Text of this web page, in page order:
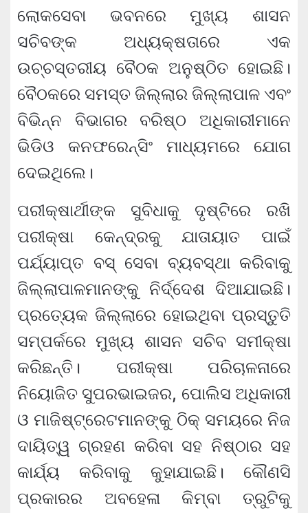
ଲୋକସେବା ଭବନରେ ମୁଖ୍ୟ ଶାସନ
ସଚିବଙ୍କ ଅଧ୍ୟକ୍ଷତାରେ ଏକ
ଉଚ୍ଚସ୍ତରୀୟ ବୈଠକ ଅନୁଷ୍ଠିତ ହୋଇଛି।
ବୈଠକରେ ସମସ୍ତ ଜିଲ୍ଲାର ଜିଲ୍ଲାପାଳ ଏବଂ
ବିଭିନ୍ନ ବିଭାଗର ବରିଷ୍ଠ ଅଧିକାରୀମାନେ
ଭିଡିଓ କନଫରେନ୍ସିଂ ମାଧ୍ୟମରେ ଯୋଗ
ଦେଇଥିଲେ।
ପରୀକ୍ଷାର୍ଥୀଙ୍କ ସୁବିଧାକୁ ଦୃଷ୍ଟିରେ ରଖି
ପରୀକ୍ଷା କେନ୍ଦ୍ରକୁ ଯାତାୟାତ ପାଇଁ
ପର୍ଯ୍ୟାପ୍ତ ବସ୍ ସେବା ବ୍ୟବସ୍ଥା କରିବାକୁ
ଜିଲ୍ଲାପାଳମାନଙ୍କୁ ନିର୍ଦ୍ଦେଶ ଦିଆଯାଇଛି।
ପ୍ରତ୍ୟେକ ଜିଲ୍ଲାରେ ହୋଇଥିବା ପ୍ରସ୍ତୁତି
ସମ୍ପର୍କରେ ମୁଖ୍ୟ ଶାସନ ସଚିବ ସମୀକ୍ଷା
କରିଛନ୍ତି। ପରୀକ୍ଷା ପରିଚାଳନାରେ
ନିୟୋଜିତ ସୁପରଭାଇଜର, ପୋଲିସ ଅଧିକାରୀ
ଓ ମାଜିଷ୍ଟ୍ରେଟମାନଙ୍କୁ ଠିକ୍ ସମୟରେ ନିଜ
ଦାୟିତ୍ୱ ଗ୍ରହଣ କରିବା ସହ ନିଷ୍ଠାର ସହ
କାର୍ଯ୍ୟ କରିବାକୁ କୁହାଯାଇଛି। କୌଣସି
ପ୍ରକାରର ଅବହେଳା କିମ୍ବା ତ୍ରୁଟିକୁ